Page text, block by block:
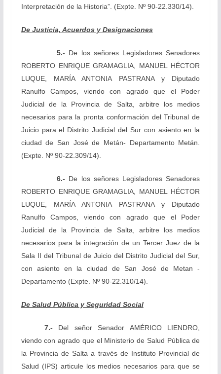
Interpretación de la Historia”. (Expte. Nº 90-22.330/14).
De Justicia, Acuerdos y Designaciones
5.- De los señores Legisladores Senadores
ROBERTO ENRIQUE GRAMAGLIA, MANUEL HÉCTOR
LUQUE, MARÍA ANTONIA PASTRANA y Diputado
RanulfoCampos, viendo con agrado que el Poder
Judicial de la Provincia de Salta, arbitre los medios
necesarios para la pronta conformación del Tribunal de
Juicio para el Distrito Judicial del Sur con asiento en la
ciudad de San José de Metán- Departamento Metán.
(Expte. Nº 90-22.309/14).
6.- De los señores Legisladores Senadores
ROBERTO ENRIQUE GRAMAGLIA, MANUEL HÉCTOR
LUQUE, MARÍA ANTONIA PASTRANA y Diputado
RanulfoCampos, viendo con agrado que el Poder
Judicial de la Provincia de Salta, arbitre los medios
necesarios para la integración de un Tercer Juez de la
Sala II del Tribunal de Juicio del Distrito Judicial del Sur,
con asiento en la ciudad de San José de Metan -
Departamento (Expte. Nº 90-22.310/14).
De Salud Pública y Seguridad Social
7.- Del señor Senador AMÉRICO LIENDRO,
viendocon agrado que el Ministerio de Salud Pública de
la Provincia de Salta a través de Instituto Provincial de
Salud (IPS) articule los medios necesarios para que se